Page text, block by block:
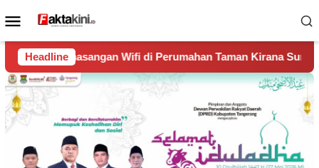
ke
Menu
Mobile
Headline
di Perumahan Taman Kirana Surya Solear